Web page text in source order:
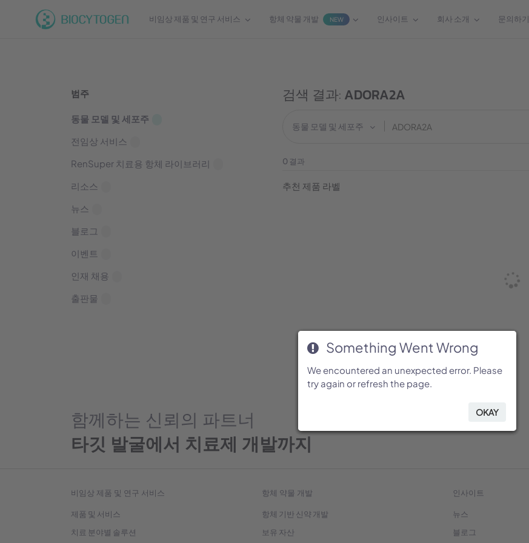
비임상 제품 및 연구 서비스 항체 약물 개발 NEW 인사이트 회사 소개 문의하기
범주
동물 모델 및 세포주
전임상 서비스
RenSuper 치료용 항체 라이브러리
리소스
뉴스
블로그
이벤트
인재 채용
출판물
검색 결과: ADORA2A
동물 모델 및 세포주
0 결과
추천 제품 라벨
함께하는 신뢰의 파트너
타깃 발굴에서 치료제 개발까지
비임상 제품 및 연구 서비스
제품 및 서비스
치료 분야별 솔루션
항체 약물 개발
항체 기반 신약 개발
보유 자산
인사이트
뉴스
블로그
Something Went Wrong
We encountered an unexpected error. Please
try again or refresh the page.
OKAY
Something Went Wrong
We encountered an unexpected error. Please
try again or refresh the page.
OKAY
Something Went Wrong
We encountered an unexpected error. Please
try again or refresh the page.
OKAY
Something Went Wrong
We encountered an unexpected error. Please
try again or refresh the page.
OKAY
Something Went Wrong
We encountered an unexpected error. Please
try again or refresh the page.
OKAY
Something Went Wrong
We encountered an unexpected error. Please
try again or refresh the page.
OKAY